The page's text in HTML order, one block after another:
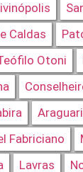
Caldas
Otoni
Araguari
Fabriciano
Lavras